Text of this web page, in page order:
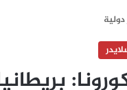
دولية